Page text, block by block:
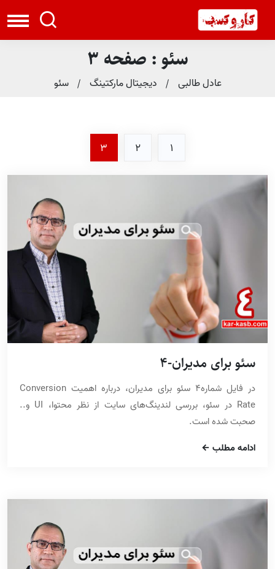
سئو : صفحه 3
عادل طالبی دیجیتال مارکتینگ سئو
1
2
3
سئو برای مدیران-4
در فایل شماره4 سئو برای مدیران، درباره اهمیت Conversion
Rate در سئو، بررسی لندینگ‌های سایت از نظر محتوا، UI و..
صحبت شده است.
ادامه مطلب